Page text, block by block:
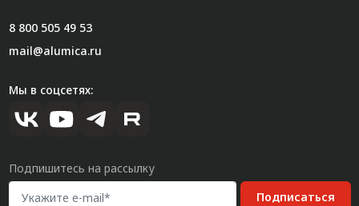
8 800 505 49 53
mail@alumica.ru
Мы в соцсетях:
Подпишитесь на рассылку
Подписаться